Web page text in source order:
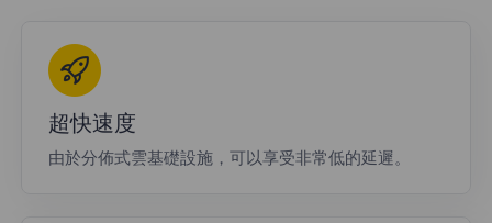
超快速度
由於分佈式雲基礎設施，可以享受非常低的延遲。